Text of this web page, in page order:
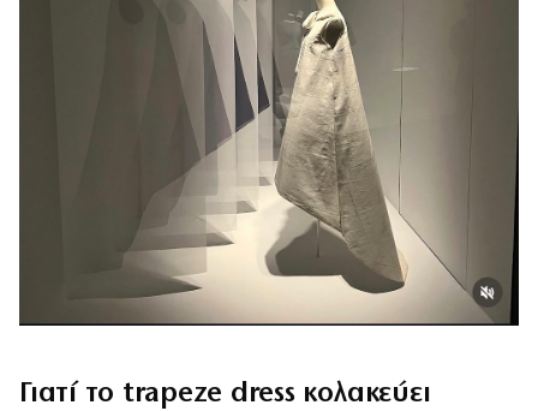
Γιατί το trapeze dress κολακεύει